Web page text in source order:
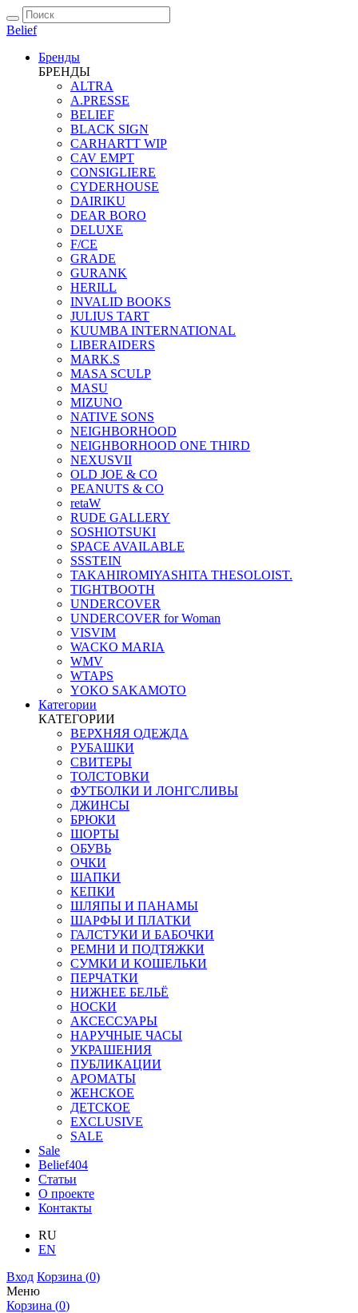
Belief
Бренды
БРЕНДЫ
ALTRA
A.PRESSE
BELIEF
BLACK SIGN
CARHARTT WIP
CAV EMPT
CONSIGLIERE
CYDERHOUSE
DAIRIKU
DEAR BORO
DELUXE
F/CE
GRADE
GURANK
HERILL
INVALID BOOKS
JULIUS TART
KUUMBA INTERNATIONAL
LIBERAIDERS
MARK.S
MASA SCULP
MASU
MIZUNO
NATIVE SONS
NEIGHBORHOOD
NEIGHBORHOOD ONE THIRD
NEXUSVII
OLD JOE & CO
PEANUTS & CO
retaW
RUDE GALLERY
SOSHIOTSUKI
SPACE AVAILABLE
SSSTEIN
TAKAHIROMIYASHITA THESOLOIST.
TIGHTBOOTH
UNDERCOVER
UNDERCOVER for Woman
VISVIM
WACKO MARIA
WMV
WTAPS
YOKO SAKAMOTO
Категории
КАТЕГОРИИ
ВЕРХНЯЯ ОДЕЖДА
РУБАШКИ
СВИТЕРЫ
ТОЛСТОВКИ
ФУТБОЛКИ И ЛОНГСЛИВЫ
ДЖИНСЫ
БРЮКИ
ШОРТЫ
ОБУВЬ
ОЧКИ
ШАПКИ
КЕПКИ
ШЛЯПЫ И ПАНАМЫ
ШАРФЫ И ПЛАТКИ
ГАЛСТУКИ И БАБОЧКИ
РЕМНИ И ПОДТЯЖКИ
СУМКИ И КОШЕЛЬКИ
ПЕРЧАТКИ
НИЖНЕЕ БЕЛЬЁ
НОСКИ
АКСЕССУАРЫ
НАРУЧНЫЕ ЧАСЫ
УКРАШЕНИЯ
ПУБЛИКАЦИИ
АРОМАТЫ
ЖЕНСКОЕ
ДЕТСКОЕ
EXCLUSIVE
SALE
Sale
Belief404
Статьи
О проекте
Контакты
RU
EN
Вход Корзина (0)
Меню
Корзина (0)